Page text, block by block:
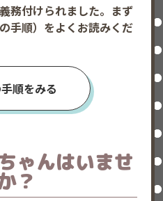
務付けられました。まず
手順）をよくお読みくだ
順をみる
ゃんはいませ
？